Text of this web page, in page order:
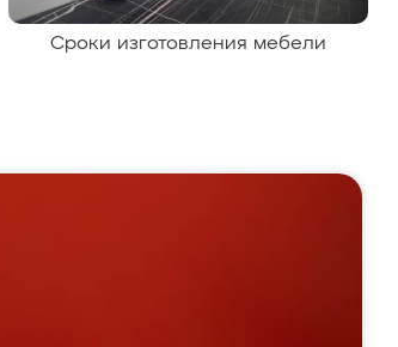
Сроки изготовления мебели